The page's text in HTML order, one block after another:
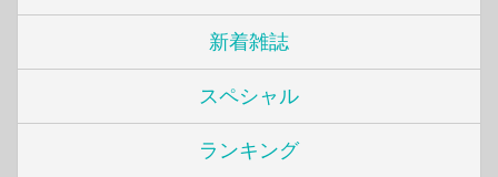
新着雑誌
スペシャル
ランキング